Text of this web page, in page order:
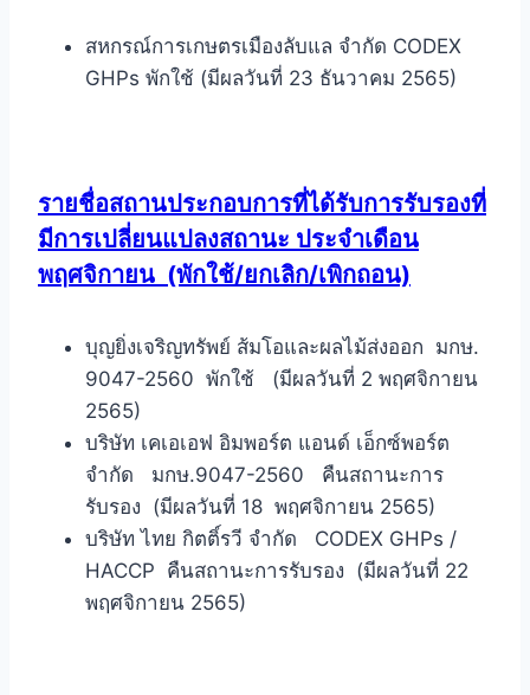
สหกรณ์การเกษตรเมืองลับแล จำกัด CODEX
GHPs พักใช้ (มีผลวันที่ 23 ธันวาคม 2565)
รายชื่อสถานประกอบการที่ได้รับการรับรองที่
มีการเปลี่ยนแปลงสถานะ ประจำเดือน
พฤศจิกายน (พักใช้/ยกเลิก/เพิกถอน)
บุญยิ่งเจริญทรัพย์ ส้มโอและผลไม้ส่งออก มกษ.
9047-2560 พักใช้ (มีผลวันที่ 2 พฤศจิกายน
2565)
บริษัท เคเอเอฟ อิมพอร์ต แอนด์ เอ็กซ์พอร์ต
จำกัด มกษ.9047-2560 คืนสถานะการ
รับรอง (มีผลวันที่ 18 พฤศจิกายน 2565)
บริษัท ไทย กิตติ์รวี จำกัด CODEX GHPs /
HACCP คืนสถานะการรับรอง (มีผลวันที่ 22
พฤศจิกายน 2565)